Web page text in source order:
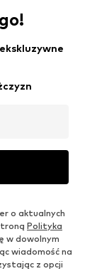
o aktualnych
Polityka
w dowolnym
wiadomość na
z opcji